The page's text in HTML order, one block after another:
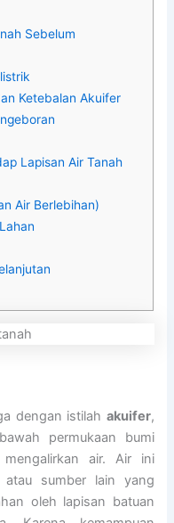
Sebelum
Ketebalan Akuifer
Lapisan Air Tanah
Air Berlebihan)
dengan istilah akuifer,
permukaan bumi
air. Air ini
sumber lain yang
oleh lapisan batuan